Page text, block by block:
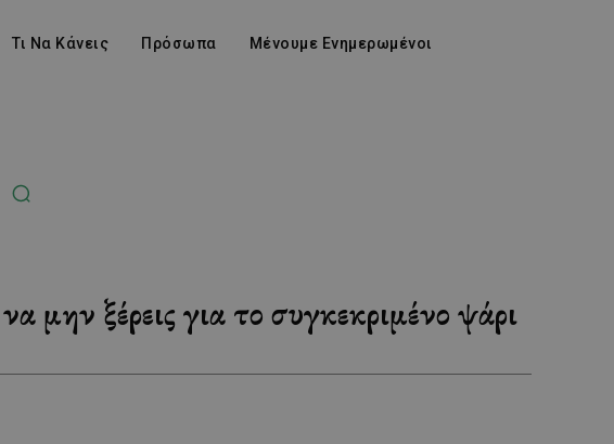
Τι Να Κάνεις Πρόσωπα Μένουμε Ενημερωμένοι
μην ξέρεις για το συγκεκριμένο ψάρι